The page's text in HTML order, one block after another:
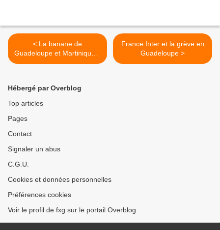
< La banane de
Guadeloupe et Martinique à
Berlin
France Inter et la grève en
Guadeloupe >
Hébergé par Overblog
Top articles
Pages
Contact
Signaler un abus
C.G.U.
Cookies et données personnelles
Préférences cookies
Voir le profil de fxg sur le portail Overblog